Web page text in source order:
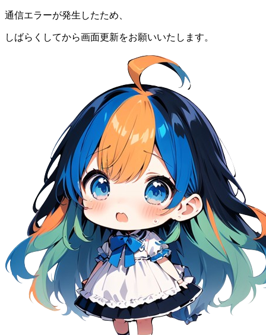
通信エラーが発生したため、
しばらくしてから画面更新をお願いいたします。